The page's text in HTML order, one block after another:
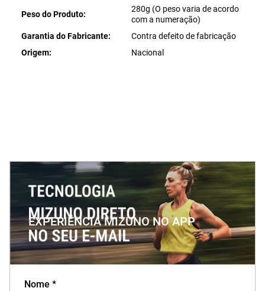
Peso do Produto
280g (O peso varia de acordo
com a numeração)
Garantia do Fabricante
Contra defeito de fabricação
Origem
Nacional
EXPERIÊNCIA MIZUNO NO APP
Nome *